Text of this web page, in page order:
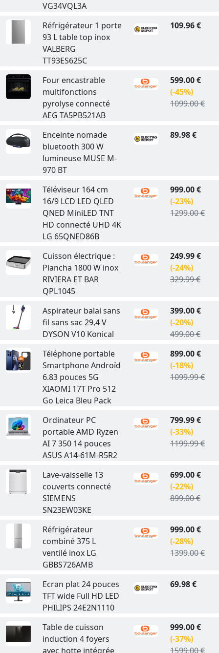
VG34VQL3A
Réfrigérateur 1 porte
93 L table top inox
VALBERG
TT93ES625C
109.96 €
Four encastrable
multifonctions
pyrolyse connecté
AEG TA5PB521AB
599.00 €
(-45%)
1099.00 €
Enceinte nomade
bluetooth 300 W
lumineuse MUSE M-
970 BT
89.98 €
Téléviseur 164 cm
16/9 LCD LED QLED
QNED MiniLED TNT
HD connecté UHD 4K
LG 65QNED86B
999.00 €
(-23%)
1299.00 €
Cuisson électrique :
Plancha 1800 W inox
RIVIERA ET BAR
QPL1045
249.99 €
(-24%)
329.99 €
Aspirateur balai sans
fil sans sac 29,4 V
DYSON V10 Konical
399.00 €
(-20%)
499.00 €
Téléphone portable
Smartphone Androïd
6.83 pouces 5G
XIAOMI 17T Pro 512
Go Leica Bleu Pack
899.00 €
(-18%)
1099.99 €
Ordinateur PC
portable AMD Ryzen
AI 7 350 14 pouces
ASUS A14-61M-R5R2
799.99 €
(-33%)
1199.99 €
Lave-vaisselle 13
couverts connecté
SIEMENS
SN23EW03KE
699.00 €
(-22%)
899.00 €
Réfrigérateur
combiné 375 L
ventilé inox LG
GBBS726AMB
999.00 €
(-28%)
1399.00 €
Ecran plat 24 pouces
TFT wide Full HD LED
PHILIPS 24E2N1110
69.98 €
Table de cuisson
induction 4 foyers
avec hotte intégrée
999.00 €
(-37%)
1599.00 €